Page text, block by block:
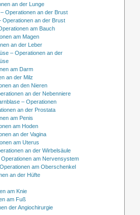
an der Lunge
Operationen an der Brust
Operationen an der Brust
am Bauch
am Magen
an der Leber
– Operationen an der
am Darm
an der Milz
an den Nieren
an der Nebenniere
– Operationen
an der Prostata
am Penis
am Hoden
an der Vagina
am Uterus
an der Wirbelsäule
am Nervensystem
am Oberschenkel
an der Hüfte
am Knie
am Fuß
der Angiochirurgie